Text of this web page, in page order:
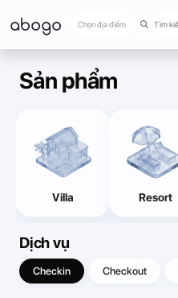
abogo Chọn địa điểm
Sản phẩm
Villa Resort
Dịch vụ
Checkin Checkout